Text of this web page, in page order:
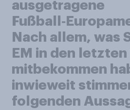
ausgetragene
Nach allem, was
EM in den
mitbekommen
inwieweit
folgenden